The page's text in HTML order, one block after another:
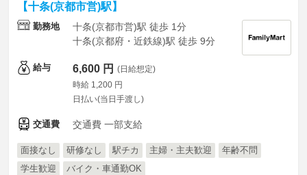
【十条(京都市営)駅】
勤務地
十条(京都市営)駅 徒歩 1分
十条(京都府・近鉄線)駅 徒歩 9分
給与 6,600 円 (日給想定)
時給 1,200 円
日払い(当日手渡し)
交通費 交通費 一部支給
面接なし 研修なし 駅チカ 主婦・主夫歓迎
年齢不問
学生歓迎
バイク・車通勤OK